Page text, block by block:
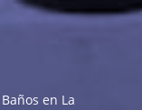
en La